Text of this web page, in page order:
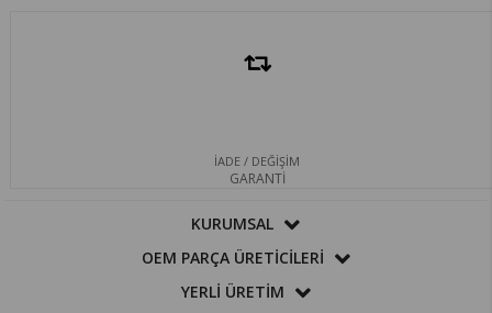
İADE / DEĞİŞİM
GARANTİ
KURUMSAL
OEM PARÇA ÜRETİCİLERİ
YERLİ ÜRETİM